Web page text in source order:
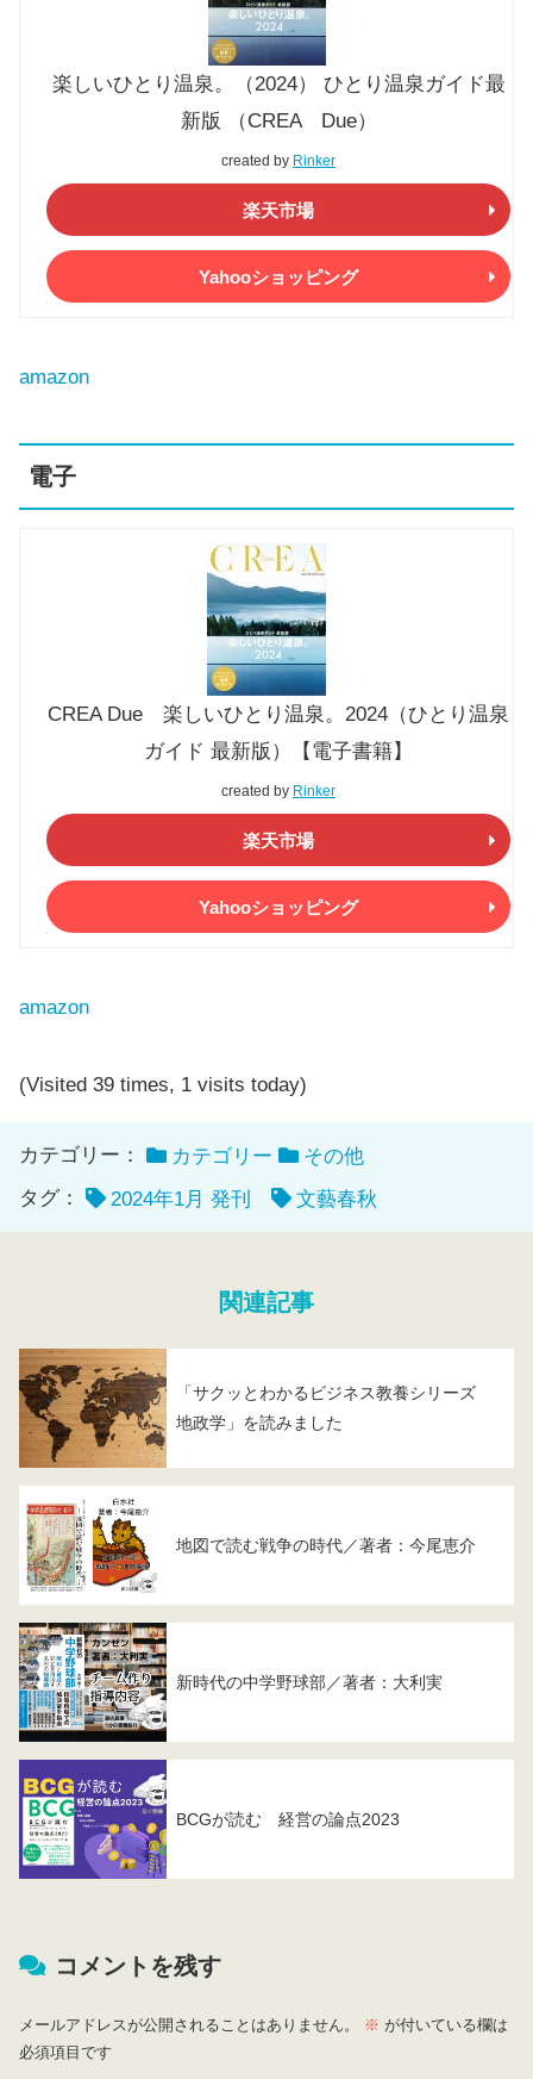
楽しいひとり温泉。（2024） ひとり温泉ガイド最
新版 （CREA Due）
created by Rinker
楽天市場
Yahooショッピング
amazon
電子
CREA Due 楽しいひとり温泉。2024（ひとり温泉
ガイド 最新版）【電子書籍】
created by Rinker
楽天市場
Yahooショッピング
amazon
(Visited 39 times, 1 visits today)
カテゴリー： カテゴリー
その他
タグ：
2024年1月 発刊 文藝春秋
関連記事
「サクッとわかるビジネス教養シリーズ
地政学」を読みました
地図で読む戦争の時代／著者：今尾恵介
新時代の中学野球部／著者：大利実
BCGが読む 経営の論点2023
コメントを残す
メールアドレスが公開されることはありません。 ※ が付いている欄は
必須項目です